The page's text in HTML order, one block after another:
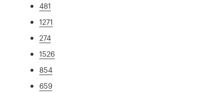
481
1271
274
1526
854
659